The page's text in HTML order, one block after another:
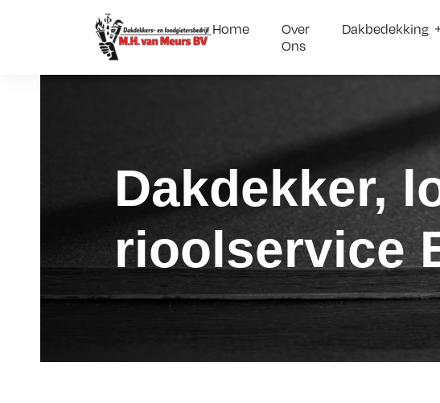
Home
Over
Ons
Dakbedekking
Dakdekker,
rioolservice